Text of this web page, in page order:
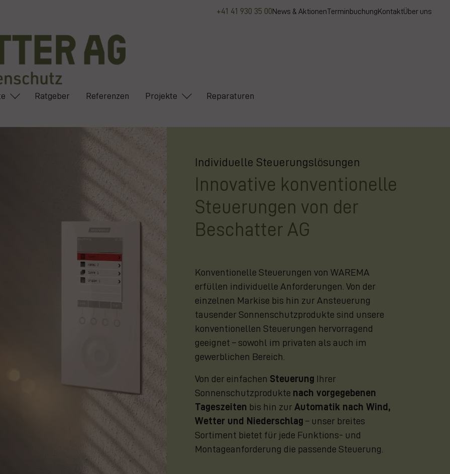
+41 41 930 35 00News & AktionenTerminbuchungKontaktÜber uns
Ratgeber Referenzen Projekte Reparaturen
Individuelle Steuerungslösungen
Innovative konventionelle
Steuerungen von der
Beschatter AG
Konventionelle Steuerungen von WAREMA
erfüllen individuelle Anforderungen. Von der
einzelnen Markise bis hin zur Ansteuerung
tausender Sonnenschutzprodukte sind unsere
konventionellen Steuerungen hervorragend
geeignet – sowohl im privaten als auch im
gewerblichen Bereich.
Von der einfachen Steuerung Ihrer
Sonnenschutzprodukte nach vorgegebenen
Tageszeiten bis hin zur Automatik nach Wind,
Wetter und Niederschlag – unser breites
Sortiment bietet für jede Funktions- und
Montageanforderung die passende Steuerung.